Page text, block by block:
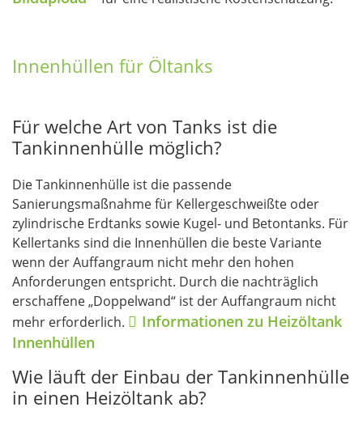
Innenhüllen für Öltanks
Für welche Art von Tanks ist die
Tankinnenhülle möglich?
Die Tankinnenhülle ist die passende
Sanierungsmaßnahme für Kellergeschweißte oder
zylindrische Erdtanks sowie Kugel- und Betontanks. Für
Kellertanks sind die Innenhüllen die beste Variante
wenn der Auffangraum nicht mehr den hohen
Anforderungen entspricht. Durch die nachträglich
erschaffene „Doppelwand“ ist der Auffangraum nicht
mehr erforderlich.
Informationen zu Heizöltank
Innenhüllen
Wie läuft der Einbau der Tankinnenhülle
in einen Heizöltank ab?